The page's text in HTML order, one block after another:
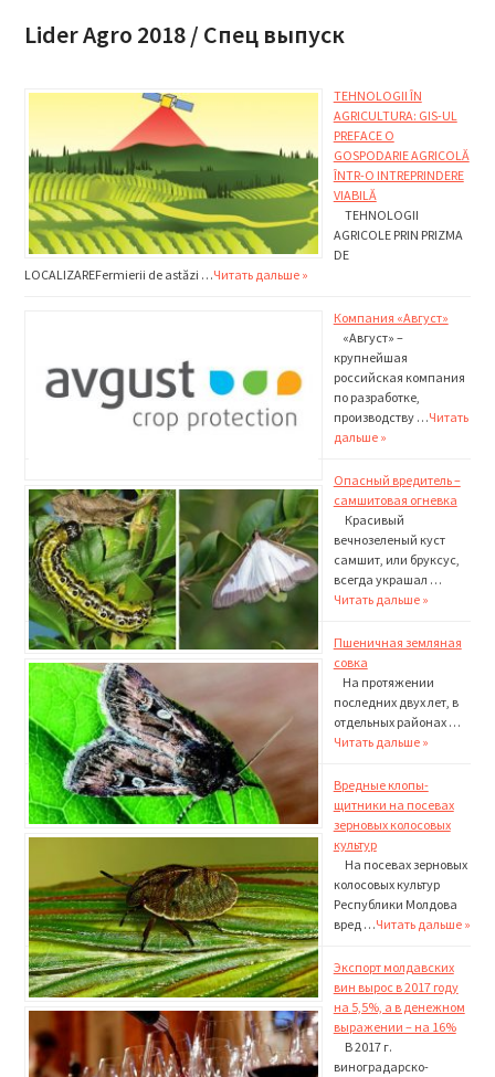
Lider Agro 2018 / Спец выпуск
TEHNOLOGII ÎN
AGRICULTURA: GIS-UL
PREFACE O
GOSPODARIE AGRICOLĂ
ÎNTR-O INTREPRINDERE
VIABILĂ
TEHNOLOGII
AGRICOLE PRIN PRIZMA
DE
LOCALIZAREFermierii de astăzi …Читать дальше »
Компания «Август»
«Август» –
крупнейшая
российская компания
по разработке,
производству …Читать
дальше »
Опасный вредитель –
самшитовая огневка
Красивый
вечнозеленый куст
самшит, или бруксус,
всегда украшал …
Читать дальше »
Пшеничная земляная
совка
На протяжении
последних двух лет, в
отдельных районах …
Читать дальше »
Вредные клопы-
щитники на посевах
зерновых колосовых
культур
На посевах зерновых
колосовых культур
Республики Молдова
вред …Читать дальше »
Экспорт молдавских
вин вырос в 2017 году
на 5,5%, а в денежном
выражении – на 16%
В 2017 г.
виноградарско-